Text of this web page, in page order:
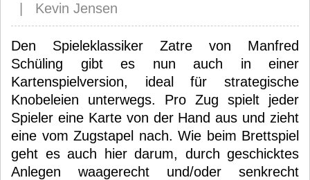
| Kevin Jensen
Den Spieleklassiker Zatre von Manfred
Schüling gibt es nun auch in einer
Kartenspielversion, ideal für strategische
Knobeleien unterwegs. Pro Zug spielt jeder
Spieler eine Karte von der Hand aus und zieht
eine vom Zugstapel nach. Wie beim Brettspiel
geht es auch hier darum, durch geschicktes
Anlegen waagerecht und/oder senkrecht